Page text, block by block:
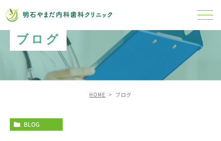
ブログ
HOME ブログ
BLOG